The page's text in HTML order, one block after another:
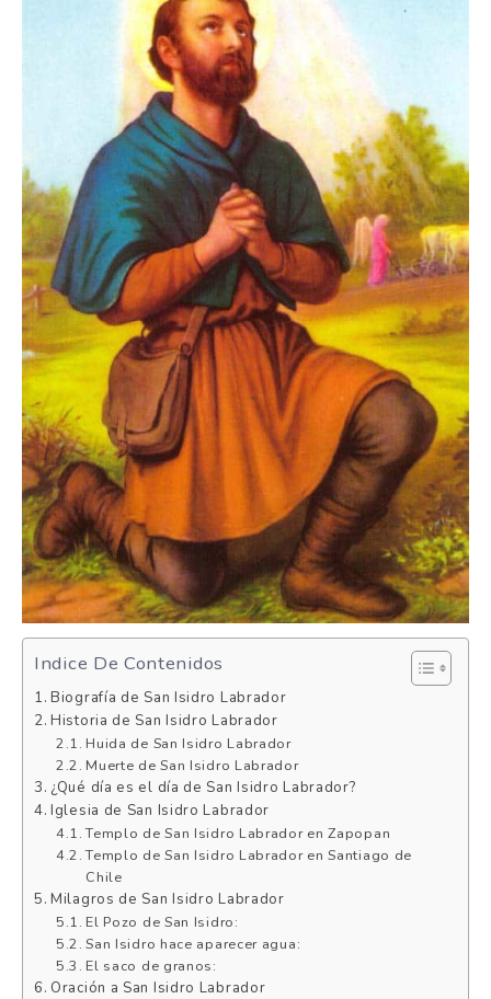
Indice De Contenidos
Biografía de San Isidro Labrador
Historia de San Isidro Labrador
Huida de San Isidro Labrador
Muerte de San Isidro Labrador
¿Qué día es el día de San Isidro Labrador?
Iglesia de San Isidro Labrador
Templo de San Isidro Labrador en Zapopan
Templo de San Isidro Labrador en Santiago de
Chile
Milagros de San Isidro Labrador
El Pozo de San Isidro:
San Isidro hace aparecer agua:
El saco de granos:
Oración a San Isidro Labrador